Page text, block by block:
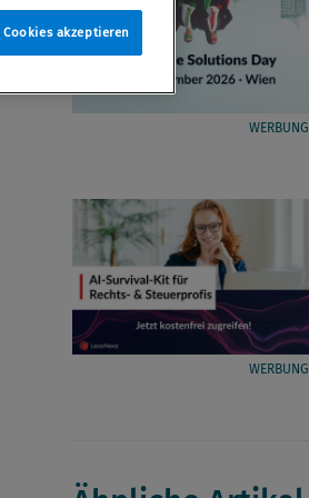
WERBUNG
WERBUNG
Cookies akzeptieren